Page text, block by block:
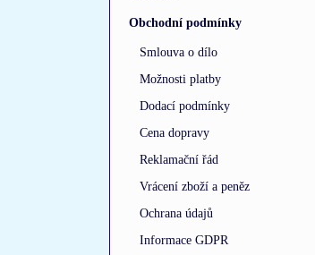
Obchodní podmínky
Smlouva o dílo
Možnosti platby
Dodací podmínky
Cena dopravy
Reklamační řád
Vrácení zboží a peněz
Ochrana údajů
Informace GDPR